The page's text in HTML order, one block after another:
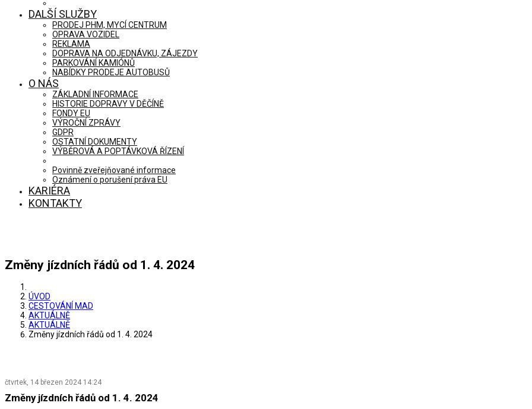
DALŠÍ SLUŽBY
PRODEJ PHM, MYCÍ CENTRUM
OPRAVA VOZIDEL
REKLAMA
DOPRAVA NA ODJEDNÁVKU, ZÁJEZDY
PARKOVÁNÍ KAMIÓNŮ
NABÍDKY PRODEJE AUTOBUSŮ
O NÁS
ZÁKLADNÍ INFORMACE
HISTORIE DOPRAVY V DĚČÍNĚ
FONDY EU
VÝROČNÍ ZPRÁVY
GDPR
OSTATNÍ DOKUMENTY
VÝBĚROVÁ A POPTÁVKOVÁ ŘÍZENÍ
Povinně zveřejňované informace
Oznámení o porušení práva EU
KARIÉRA
KONTAKTY
Změny jízdních řádů od 1. 4. 2024
ÚVOD
CESTOVÁNÍ MAD
AKTUÁLNĚ
AKTUÁLNĚ
Změny jízdních řádů od 1. 4. 2024
čtvrtek, 14 březen 2024 14:24
Změny jízdních řádů od 1. 4. 2024